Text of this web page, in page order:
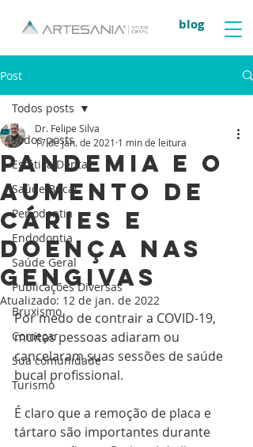
blog
Post
Todos posts
Estética Dental
Saúde Bucal
Periodontia
Endodontia
Saúde Geral
Publicações Diversas
Bruxismo
Começar
Sua comunidade
Turismo
Todos posts
Pandemia e o
aumento de
cáries e
doença nas
gengivas
Dr. Felipe Silva
17 de jan. de 2021 1 min de leitura
Atualizado: 12 de jan. de 2022
Por medo de contrair a COVID-19,
muitas pessoas adiaram ou
cancelaram suas sessões de saúde
bucal profissional.
É claro que a remoção de placa e
tártaro são importantes durante